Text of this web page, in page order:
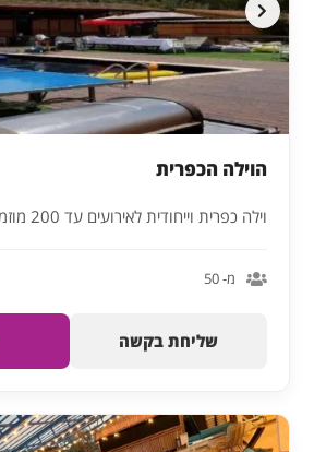
הוילה הכפרית
וילה כפרית וייחודית לאירועים עד 200 מוזמנים
מ- 50
שליחת בקשה